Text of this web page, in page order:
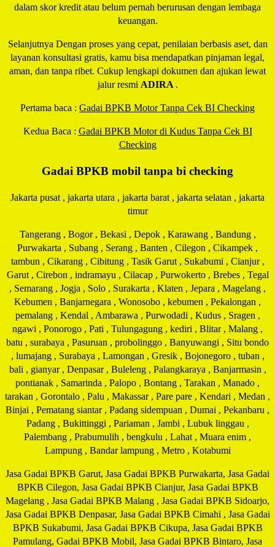
dalam skor kredit atau belum pernah berurusan dengan lembaga
keuangan.
Selanjutnya Dengan proses yang cepat, penilaian berbasis aset, dan
layanan konsultasi gratis, kamu bisa mendapatkan pinjaman legal,
aman, dan tanpa ribet. Cukup lengkapi dokumen dan ajukan lewat
jalur resmi ADIRA .
Pertama baca : Gadai BPKB Motor Tanpa Cek BI Checking
Kedua Baca : Gadai BPKB Motor di Kudus Tanpa Cek BI
Checking
Gadai BPKB mobil tanpa bi checking
Jakarta pusat , jakarta utara , jakarta barat , jakarta selatan , jakarta
timur
Tangerang , Bogor , Bekasi , Depok , Karawang , Bandung ,
Purwakarta , Subang , Serang , Banten , Cilegon , Cikampek ,
tambun , Cikarang , Cibitung , Tasik Garut , Sukabumi , Cianjur ,
Garut , Cirebon , indramayu , Cilacap , Purwokerto , Brebes , Tegal
, Semarang , Jogja , Solo , Surakarta , Klaten , Jepara , Magelang ,
Kebumen , Banjarnegara , Wonosobo , kebumen , Pekalongan ,
pemalang , Kendal , Ambarawa , Purwodadi , Kudus , Sragen ,
ngawi , Ponorogo , Pati , Tulungagung , kediri , Blitar , Malang ,
batu , surabaya , Pasuruan , probolinggo , Banyuwangi , Situ bondo
, lumajang , Surabaya , Lamongan , Gresik , Bojonegoro , tuban ,
bali , gianyar , Denpasar , Buleleng , Palangkaraya , Banjarmasin ,
pontianak , Samarinda , Palopo , Bontang , Tarakan , Manado ,
tarakan , Gorontalo , Palu , Makassar , Pare pare , Kendari , Medan ,
Binjai , Pematang siantar , Padang sidempuan , Dumai , Pekanbaru ,
Padang , Bukittinggi , Pariaman , Jambi , Lubuk linggau ,
Palembang , Prabumulih , bengkulu , Lahat , Muara enim ,
Lampung , Bandar lampung , Metro , Kotabumi
Jasa Gadai BPKB Garut, Jasa Gadai BPKB Purwakarta, Jasa Gadai
BPKB Cilegon, Jasa Gadai BPKB Cianjur, Jasa Gadai BPKB
Magelang , Jasa Gadai BPKB Malang , Jasa Gadai BPKB Sidoarjo,
Jasa Gadai BPKB Denpasar, Jasa Gadai BPKB Cimahi , Jasa Gadai
BPKB Sukabumi, Jasa Gadai BPKB Cikupa, Jasa Gadai BPKB
Pamulang, Gadai BPKB Mobil, Jasa Gadai BPKB Bintaro, Jasa